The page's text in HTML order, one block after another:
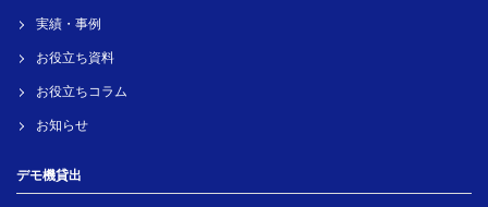
実績・事例
お役立ち資料
お役立ちコラム
お知らせ
デモ機貸出